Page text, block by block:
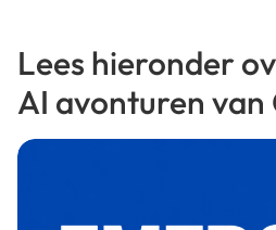
Lees hieronder
AI avonturen van